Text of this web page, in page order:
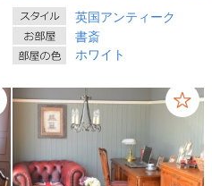
英国アンティーク
書斎
ホワイト